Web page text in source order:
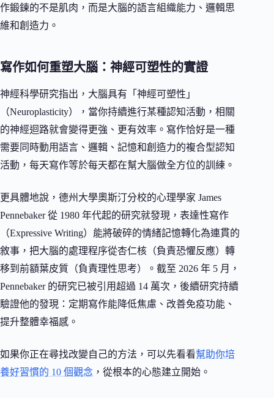
作鍛鍊的不是肌肉，而是大腦的語言組織能力、邏輯思
維和創造力。
寫作如何重塑大腦：神經可塑性的實證
神經科學研究指出，大腦具有「神經可塑性」
（Neuroplasticity），當你持續進行某種認知活動，相關
的神經迴路就會變得更強、更有效率。寫作恰好是一種
需要同時動用語言、邏輯、記憶和創造力的複合型認知
活動，每天寫作等於每天都在幫大腦做全方位的訓練。
更具體地說，德州大學奧斯汀分校的心理學家 James
Pennebaker 從 1980 年代起的研究就發現，表達性寫作
（Expressive Writing）能將破碎的情緒記憶轉化為連貫的
敘事，把大腦的處理程序從杏仁核（負責恐懼反應）轉
移到前額葉皮質（負責理性思考）。截至 2026 年 5 月，
Pennebaker 的研究已被引用超過 14 萬次，後續研究持續
驗證他的發現：定期寫作能降低焦慮、改善免疫功能、
提升整體幸福感。
如果你正在尋找改變自己的方法，可以先看看幫助你培
養好習慣的 10 個觀念 ，從根本的心態建立開始。